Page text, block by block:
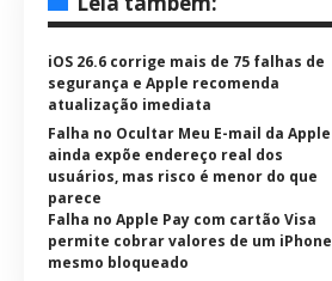
iOS 26.6 corrige mais de 75 falhas de
segurança e Apple recomenda
atualização imediata
Falha no Ocultar Meu E-mail da Apple
ainda expõe endereço real dos
usuários, mas risco é menor do que
parece
Falha no Apple Pay com cartão Visa
permite cobrar valores de um iPhone
mesmo bloqueado